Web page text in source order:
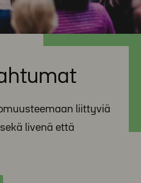
liittyviä
livenä että